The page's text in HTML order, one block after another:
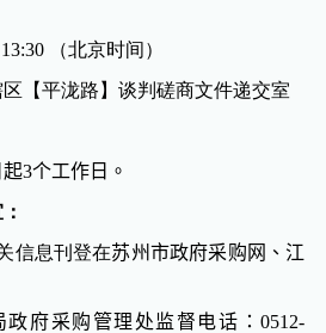
3:30
（北京时间）
【平泷路】谈判磋商文件递交室
3个工作日。
信息刊登在苏州市政府采购网、江
政府采购管理处监督电话：0512-